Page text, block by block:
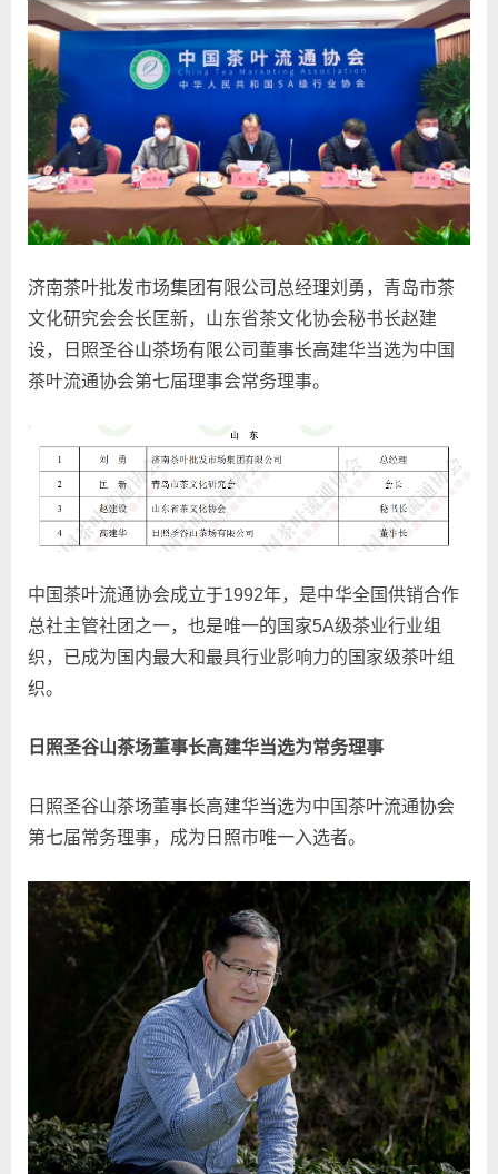
济南茶叶批发市场集团有限公司总经理刘勇，青岛市茶
文化研究会会长匡新，山东省茶文化协会秘书长赵建
设，日照圣谷山茶场有限公司董事长高建华当选为中国
茶叶流通协会第七届理事会常务理事。
中国茶叶流通协会成立于1992年，是中华全国供销合作
总社主管社团之一，也是唯一的国家5A级茶业行业组
织，已成为国内最大和最具行业影响力的国家级茶叶组
织。
日照圣谷山茶场董事长高建华当选为常务理事
日照圣谷山茶场董事长高建华当选为中国茶叶流通协会
第七届常务理事，成为日照市唯一入选者。